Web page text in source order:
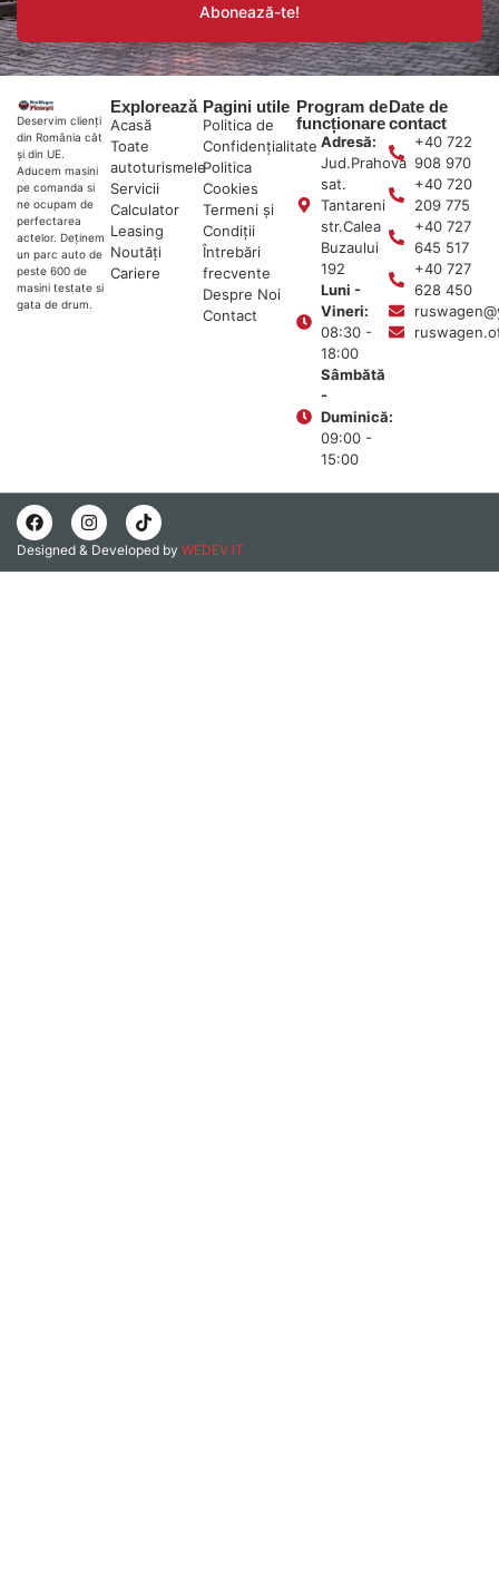
Abonează-te!
Deservim clienți
din România cât
și din UE.
Aducem masini
pe comanda si
ne ocupam de
perfectarea
actelor. Deținem
un parc auto de
peste 600 de
masini testate si
gata de drum.
Explorează
Acasă
Toate
autoturismele
Servicii
Calculator
Leasing
Noutăți
Cariere
Pagini utile
Politica de
Confidențialitate
Politica
Cookies
Termeni și
Condiții
Întrebări
frecvente
Despre Noi
Contact
Program de
funcționare
Adresă:
Jud.Prahova
sat.
Tantareni
str.Calea
Buzaului
192
Luni -
Vineri:
08:30 -
18:00
Sâmbătă
-
Duminică:
09:00 -
15:00
Date de
contact
+40 722
908 970
+40 720
209 775
+40 727
645 517
+40 727
628 450
Designed & Developed by WEDEV IT